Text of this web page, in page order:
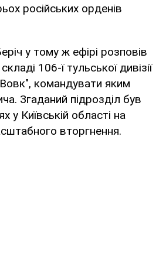
російських орденів
у тому ж ефірі розповів
106-ї тульської дивізії
командувати яким
Згаданий підрозділ був
у Київській області на
вторгнення.